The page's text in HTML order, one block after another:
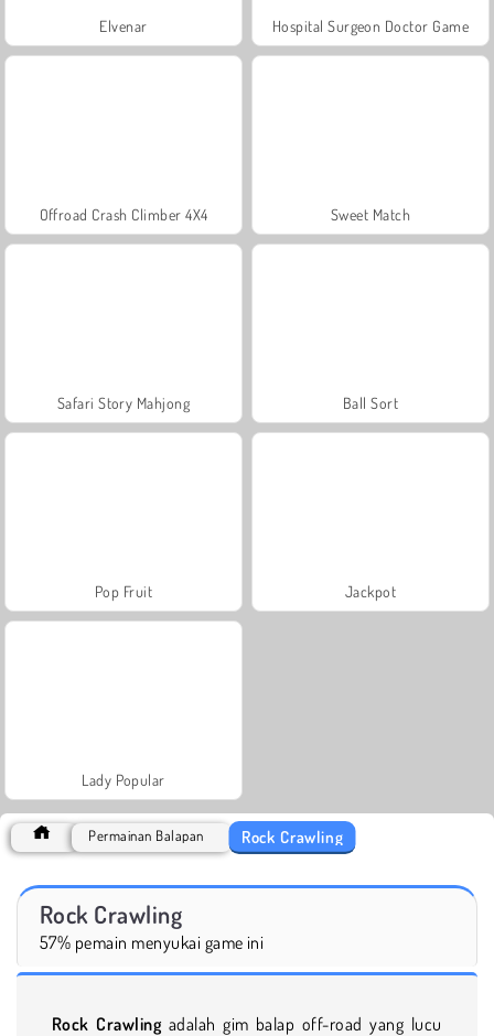
Elvenar Hospital Surgeon Doctor Game
Offroad Crash Climber 4X4 Sweet Match
Safari Story Mahjong Ball Sort
Pop Fruit Jackpot
Lady Popular
Permainan Balapan Rock Crawling
Rock Crawling
57% pemain menyukai game ini
Rock Crawlingadalah gim balap off-road yang lucu